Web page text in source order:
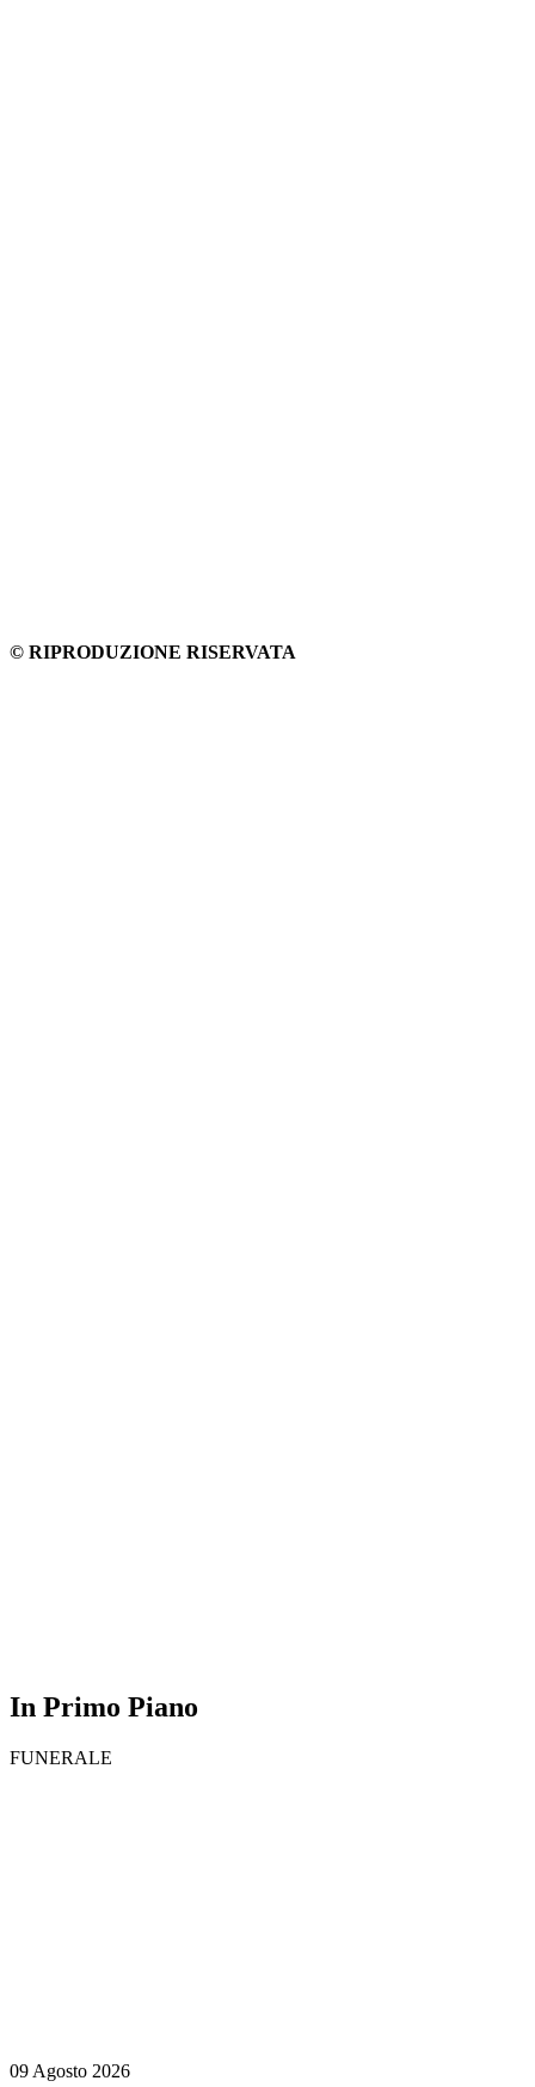
© RIPRODUZIONE RISERVATA
In Primo Piano
FUNERALE
09 Agosto 2026